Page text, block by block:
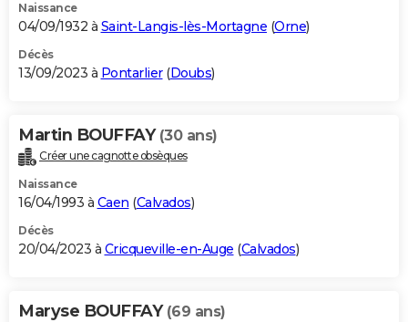
Naissance
04/09/1932 à Saint-Langis-lès-Mortagne (Orne)
Décès
13/09/2023 à Pontarlier(Doubs)
Martin BOUFFAY (30 ans)
Créer une cagnotte obsèques
Naissance
16/04/1993 à Caen (Calvados)
Décès
20/04/2023 à Cricqueville-en-Auge (Calvados)
Maryse BOUFFAY (69 ans)